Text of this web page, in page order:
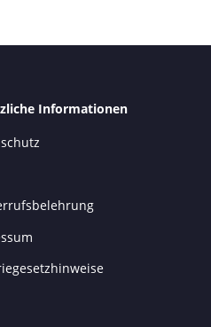
Informationen